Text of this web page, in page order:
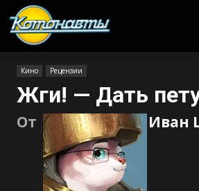
Кино Рецензии
Жги! — Дать
От Иван